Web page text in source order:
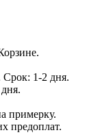
Срок: 1-2 дня.
примерку.
предоплат.